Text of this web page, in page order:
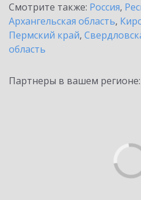
Смотрите также: Россия,
Архангельская область,
Пермский край,
область
Партнеры в вашем регионе: